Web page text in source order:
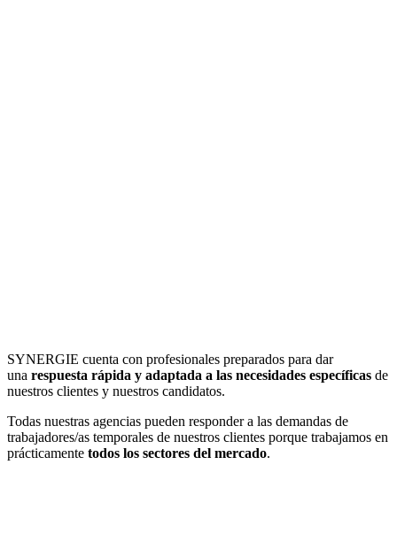
SYNERGIE cuenta con profesionales preparados para dar
una respuesta rápida y adaptada a las necesidades específicas de
nuestros clientes y nuestros candidatos.
Todas nuestras agencias pueden responder a las demandas de
trabajadores/as temporales de nuestros clientes porque trabajamos en
prácticamente todos los sectores del mercado.